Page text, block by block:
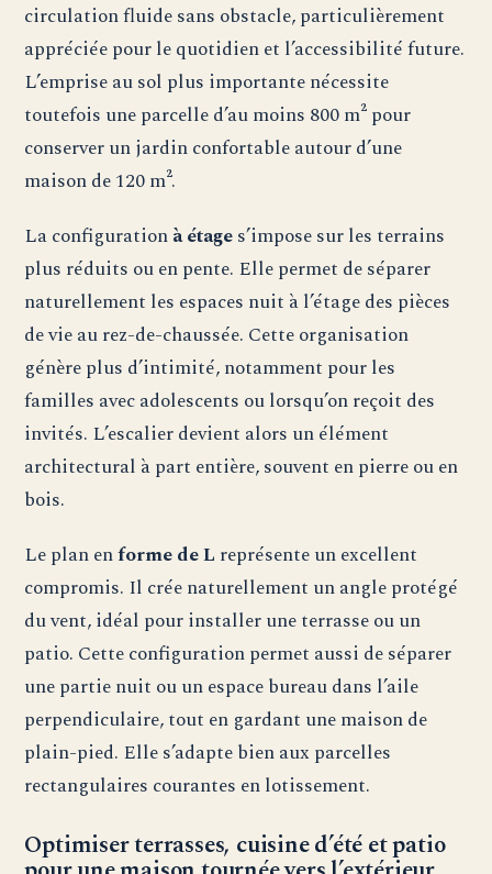
circulation fluide sans obstacle, particulièrement
appréciée pour le quotidien et l’accessibilité future.
L’emprise au sol plus importante nécessite
toutefois une parcelle d’au moins 800 m² pour
conserver un jardin confortable autour d’une
maison de 120 m².
La configurationà étages’impose sur les terrains
plus réduits ou en pente. Elle permet de séparer
naturellement les espaces nuit à l’étage des pièces
de vie au rez-de-chaussée. Cette organisation
génère plus d’intimité, notamment pour les
familles avec adolescents ou lorsqu’on reçoit des
invités. L’escalier devient alors un élément
architectural à part entière, souvent en pierre ou en
bois.
Le plan enforme de L représente un excellent
compromis. Il crée naturellement un angle protégé
du vent, idéal pour installer une terrasse ou un
patio. Cette configuration permet aussi de séparer
une partie nuit ou un espace bureau dans l’aile
perpendiculaire, tout en gardant une maison de
plain-pied. Elle s’adapte bien aux parcelles
rectangulaires courantes en lotissement.
Optimiser terrasses, cuisine d’été et patio